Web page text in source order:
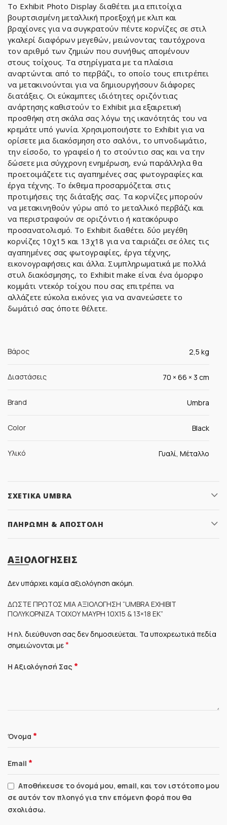
Το Exhibit Photo Display διαθέτει μια επιτοίχια
βουρτσισμένη μεταλλική προεξοχή με κλιπ και
βραχίονες για να συγκρατούν πέντε κορνίζες σε στιλ
γκαλερί διαφόρων μεγεθών, μειώνοντας ταυτόχρονα
τον αριθμό των ζημιών που συνήθως απομένουν
στους τοίχους. Τα στηρίγματα με τα πλαίσια
αναρτώνται από το περβάζι, το οποίο τους επιτρέπει
να μετακινούνται για να δημιουργήσουν διάφορες
διατάξεις. Οι εύκαμπτες ιδιότητες οριζόντιας
ανάρτησης καθιστούν το Exhibit μια εξαιρετική
προσθήκη στη σκάλα σας λόγω της ικανότητάς του να
κρεμάτε υπό γωνία. Χρησιμοποιήστε το Exhibit για να
ορίσετε μια διακόσμηση στο σαλόνι, το υπνοδωμάτιο,
την είσοδο, το γραφείο ή το στούντιο σας και να την
δώσετε μια σύγχρονη ενημέρωση, ενώ παράλληλα θα
προετοιμάζετε τις αγαπημένες σας φωτογραφίες και
έργα τέχνης. Το έκθεμα προσαρμόζεται στις
προτιμήσεις της διάταξής σας. Τα κορνίζες μπορούν
να μετακινηθούν γύρω από το μεταλλικό περβάζι και
να περιστραφούν σε οριζόντιο ή κατακόρυφο
προσανατολισμό. Το Exhibit διαθέτει δύο μεγέθη
κορνίζες 10χ15 και 13χ18 για να ταιριάζει σε όλες τις
αγαπημένες σας φωτογραφίες, έργα τέχνης,
εικονογραφήσεις και άλλα. Συμπληρωματικά με πολλά
στυλ διακόσμησης, το Exhibit make είναι ένα όμορφο
κομμάτι ντεκόρ τοίχου που σας επιτρέπει να
αλλάζετε εύκολα εικόνες για να ανανεώσετε το
δωμάτιό σας όποτε θέλετε.
Βάρος 2,5 kg
Διαστάσεις 70 × 66 × 3 cm
Brand Umbra
Color Black
Υλικό Γυαλί, Μέταλλο
ΣΧΕΤΙΚΆ UMBRA
ΠΛΗΡΩΜΉ & ΑΠΟΣΤΟΛΉ
ΑΞΙΟΛΟΓΉΣΕΙΣ
Δεν υπάρχει καμία αξιολόγηση ακόμη.
ΔΏΣΤΕ ΠΡΏΤΟΣ ΜΊΑ ΑΞΙΟΛΌΓΗΣΗ “UMBRA EXHIBIT
ΠΟΛΥΚΟΡΝΊΖΑ ΤΟΊΧΟΥ ΜΑΎΡΗ 10Χ15 & 13×18 ΕΚ”
Η ηλ. διεύθυνση σας δεν δημοσιεύεται. Τα υποχρεωτικά πεδία
σημειώνονται με*
Η Αξιολόγησή Σας *
Όνομα *
Email *
Αποθήκευσε το όνομά μου, email, και τον ιστότοπο μου
σε αυτόν τον πλοηγό για την επόμενη φορά που θα
σχολιάσω.